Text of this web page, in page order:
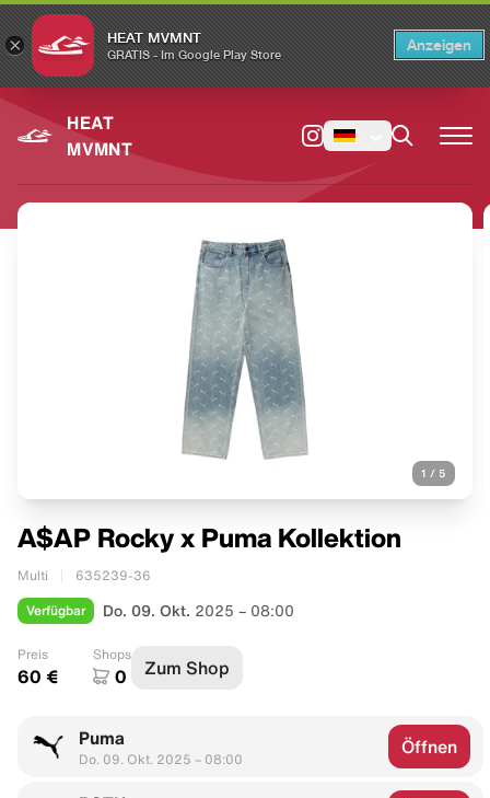
× HEAT MVMNT
GRATIS - Im Google Play Store
Anzeigen
HEAT
MVMNT
1 / 5
A$AP Rocky x Puma Kollektion
Multi 635239-36
Verfügbar Do. 09. Okt. 2025 – 08:00
Preis
60 €
Shops
0 Zum Shop
Puma
Do. 09. Okt. 2025 – 08:00
Öffnen
Switch to the English version? Switch ×